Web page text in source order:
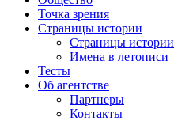
Точка зрения
Страницы истории
Страницы истории
Имена в летописи
Тесты
Об агентстве
Партнеры
Контакты